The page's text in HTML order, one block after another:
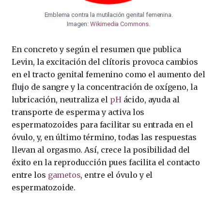
Emblema contra la mutilación genital femenina.
Imagen: Wikimedia Commons
En concreto y según el resumen que publica
Levin, la excitación del clítoris provoca cambios
en el tracto genital femenino como el aumento del
flujo de sangre y la concentración de oxígeno, la
lubricación, neutraliza el pHácido, ayuda al
transporte de esperma y activa los
espermatozoides para facilitar su entrada en el
óvulo, y, en último término, todas las respuestas
llevan al orgasmo. Así, crece la posibilidad del
éxito en la reproducción pues facilita el contacto
entre los gametos, entre el óvulo y el
espermatozoide.